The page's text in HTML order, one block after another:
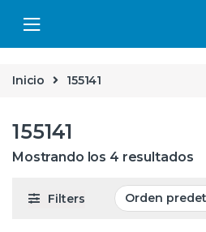
Inicio 155141
155141
Mostrando los 4 resultados
Filters